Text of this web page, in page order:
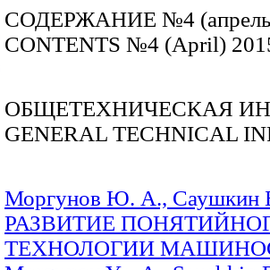
СОДЕРЖАНИЕ №4
CONTENTS №4 (April)
ОБЩЕТЕХНИЧЕСКАЯ
GENERAL TECHNICAL
Моргунов Ю. А., Саушкин
РАЗВИТИЕ
ТЕХНОЛОГИИ